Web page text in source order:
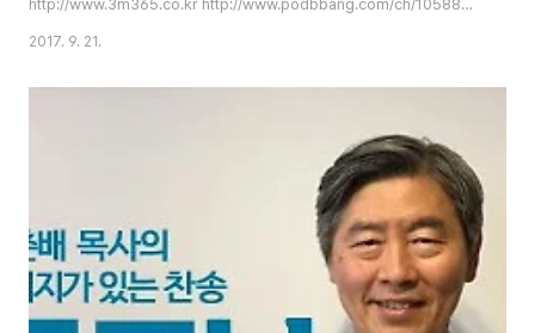
http://www.3m365.co.kr http://www.podbbang.com/ch/10588
http://www.podbbang.com/ch/11491
2017. 9. 21.